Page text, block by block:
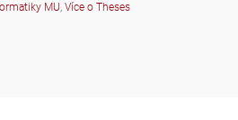
MU, Více o Theses